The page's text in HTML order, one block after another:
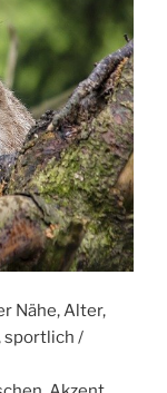
Nähe, Alter,
sportlich /